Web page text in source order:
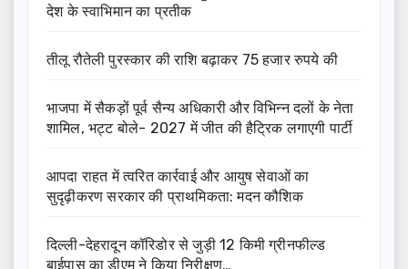
देश के स्वाभिमान का प्रतीक
तीलू रौतेली पुरस्कार की राशि बढ़ाकर 75 हजार रुपये की
भाजपा में सैकड़ों पूर्व सैन्य अधिकारी और विभिन्न दलों के नेता
शामिल, भट्ट बोले- 2027 में जीत की हैट्रिक लगाएगी पार्टी
आपदा राहत में त्वरित कार्रवाई और आयुष सेवाओं का
सुदृढ़ीकरण सरकार की प्राथमिकता: मदन कौशिक
दिल्ली-देहरादून कॉरिडोर से जुड़ी 12 किमी ग्रीनफील्ड
बाईपास का डीएम ने किया निरीक्षण…